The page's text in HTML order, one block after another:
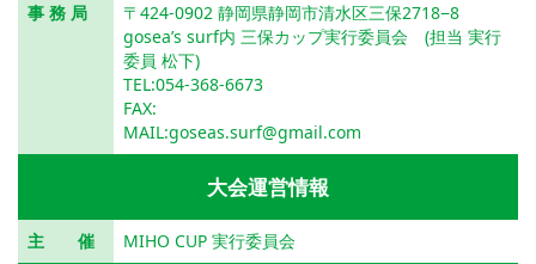
事 務 局
〒424-0902 静岡県静岡市清水区三保2718−8
gosea’s surf内 三保カップ実行委員会 (担当 実行
委員 松下)
TEL:054-368-6673
FAX:
MAIL:goseas.surf@gmail.com
大会運営情報
主 催
MIHO CUP 実行委員会